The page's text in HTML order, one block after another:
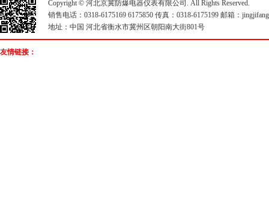
Copyright © 河北京冀防爆电器仪表有限公司. All Rights Reserved.
销售电话：0318-6175169 6175850 传真：0318-6175199 邮箱：
地址：中国 河北省衡水市冀州区朝阳南大街801号
友情链接：